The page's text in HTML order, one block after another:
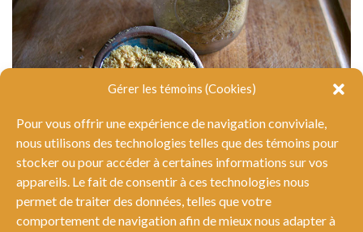
Gérer les témoins (Cookies)
Pour vous offrir une expérience de navigation conviviale,
nous utilisons des technologies telles que des témoins pour
stocker ou pour accéder à certaines informations sur vos
appareils. Le fait de consentir à ces technologies nous
permet de traiter des données, telles que votre
comportement de navigation afin de mieux nous adapter à